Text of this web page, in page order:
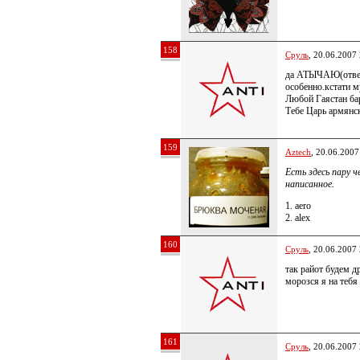
158 Сруль ,
да
особенно.кстати
Любой Гаястан
Тебе Царь
159 Aztech ,
Есть здесь пару
написанное.
1. aero
2. alex
160 Сруль ,
так райот будем
морозся я на
161 Сруль ,